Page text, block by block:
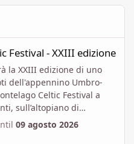
Festival - XXIII edizione
la XXIII edizione di uno
dell'appennino Umbro-
Celtic Festival a
sull’altopiano di
di Macerata.
09 agosto 2026